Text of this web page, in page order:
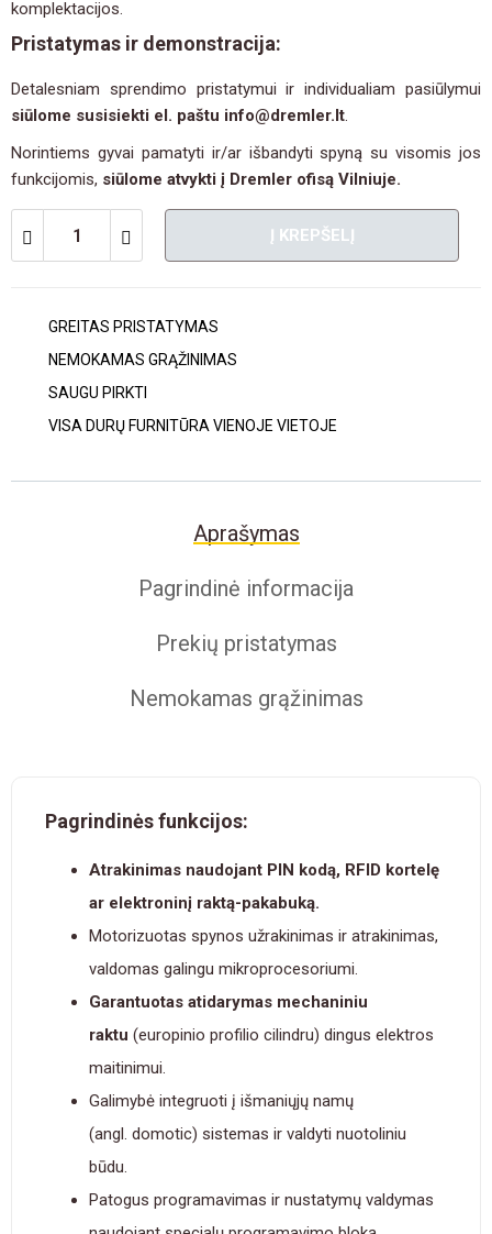
komplektacijos.
Pristatymas ir demonstracija:
Detalesniam sprendimo pristatymui ir individualiam pasiūlymui
siūlome susisiekti el. paštu info@dremler.lt.
Norintiems gyvai pamatyti ir/ar išbandyti spyną su visomis jos
funkcijomis, siūlome atvykti į Dremler ofisą Vilniuje.
Į KREPŠELĮ
GREITAS PRISTATYMAS
NEMOKAMAS GRĄŽINIMAS
SAUGU PIRKTI
VISA DURŲ FURNITŪRA VIENOJE VIETOJE
Aprašymas
Pagrindinė informacija
Prekių pristatymas
Nemokamas grąžinimas
Pagrindinės funkcijos:
Atrakinimas naudojant PIN kodą, RFID kortelę
ar elektroninį raktą-pakabuką.
Motorizuotas spynos užrakinimas ir atrakinimas,
valdomas galingu mikroprocesoriumi.
Garantuotas atidarymas mechaniniu
raktu (europinio profilio cilindru) dingus elektros
maitinimui.
Galimybė integruoti į išmaniųjų namų
(angl. domotic) sistemas ir valdyti nuotoliniu
būdu.
Patogus programavimas ir nustatymų valdymas